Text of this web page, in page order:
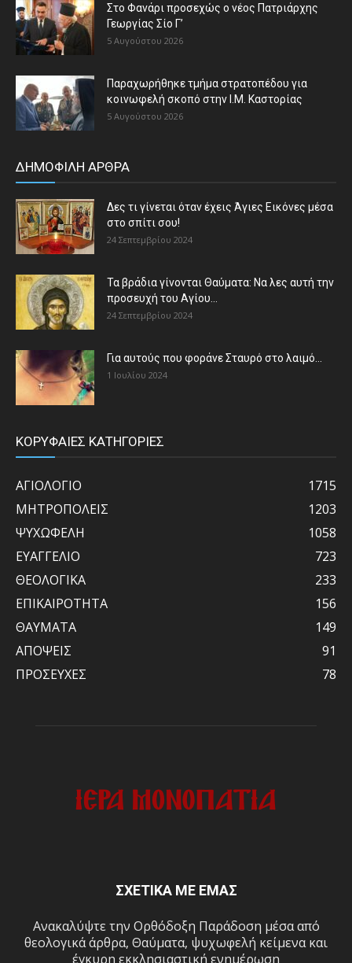
Στο Φανάρι προσεχώς ο νέος Πατριάρχης
Γεωργίας Σίο Γ’
5 Αυγούστου 2026
Παραχωρήθηκε τμήμα στρατοπέδου για
κοινωφελή σκοπό στην Ι.Μ. Καστορίας
5 Αυγούστου 2026
ΔΗΜΟΦΙΛΗ ΑΡΘΡΑ
Δες τι γίνεται όταν έχεις Άγιες Εικόνες μέσα
στο σπίτι σου!
24 Σεπτεμβρίου 2024
Τα βράδια γίνονται Θαύματα: Να λες αυτή την
προσευχή του Αγίου...
24 Σεπτεμβρίου 2024
Για αυτούς που φοράνε Σταυρό στο λαιμό…
1 Ιουλίου 2024
ΚΟΡΥΦΑΙΕΣ ΚΑΤΗΓΟΡΙΕΣ
ΑΓΙΟΛΟΓΙΟ
1715
ΜΗΤΡΟΠΟΛΕΙΣ
1203
ΨΥΧΩΦΕΛΗ
1058
ΕΥΑΓΓΕΛΙΟ
723
ΘΕΟΛΟΓΙΚΑ
233
ΕΠΙΚΑΙΡΟΤΗΤΑ
156
ΘΑΥΜΑΤΑ
149
ΑΠΟΨΕΙΣ
91
ΠΡΟΣΕΥΧΕΣ
78
ΣΧΕΤΙΚΑ ΜΕ ΕΜΑΣ
Ανακαλύψτε την Ορθόδοξη Παράδοση μέσα από
θεολογικά άρθρα, Θαύματα, ψυχωφελή κείμενα και
έγκυρη εκκλησιαστική ενημέρωση